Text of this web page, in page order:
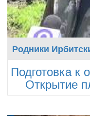
Родники
Подготовка к
Открытие